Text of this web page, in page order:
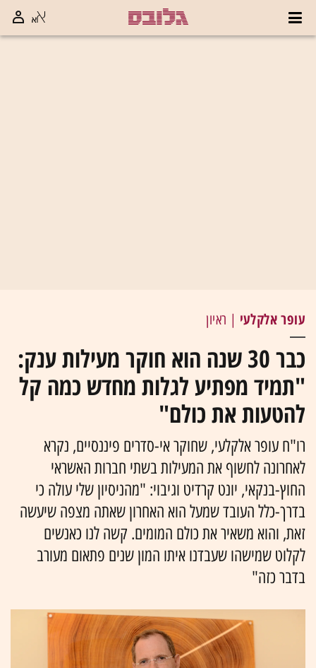
עופר אלקלעי | ראיון
כבר 30 שנה הוא חוקר מעילות ענק:
"תמיד מפתיע לגלות מחדש כמה קל
להטעות את כולם"
רו"ח עופר אלקלעי, שחוקר אי-סדרים פיננסיים, נקרא
לאחרונה לחשוף את המעילות בשתי חברות האשראי
החוץ-בנקאי, יונט קרדיט וגיבוי: "מהניסיון שלי עולה כי
בדרך-כלל העובד שמעל הוא האחרון שאתה מצפה שיעשה
זאת, והוא משאיר את כולם המומים. קשה לנו כאנשים
לקלוט שמישהו שעבדנו איתו המון שנים פתאום מעורב
בדבר כזה"